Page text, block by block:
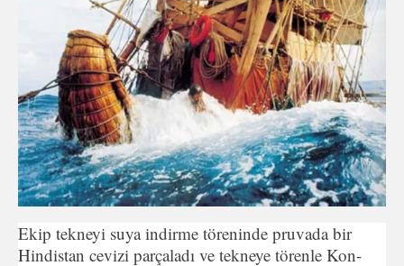
Ekip tekneyi suya indirme töreninde pruvada bir
Hindistan cevizi parçaladı ve tekneye törenle Kon-